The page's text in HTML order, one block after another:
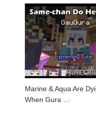
Marine & Aqua Are
When Gura …